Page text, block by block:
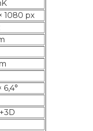
1080 px
6,4°